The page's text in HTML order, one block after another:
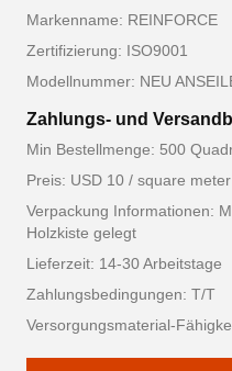
Markenname: REINFORCE
Zertifizierung: ISO9001
Modellnummer: NEU
Zahlungs- und
Min Bestellmenge: 500
Preis: USD 10 / square meter
Verpackung Informationen:
Holzkiste gelegt
Lieferzeit: 14-30 Arbeitstage
Zahlungsbedingungen: T/T
Versorgungsmaterial-